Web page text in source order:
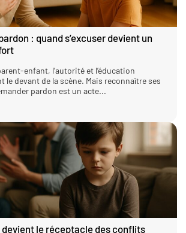
: quand s’excuser devient un
enfant, l’autorité et l’éducation
le devant de la scène. Mais reconnaître ses
pardon est un acte...
devient le réceptacle des conflits